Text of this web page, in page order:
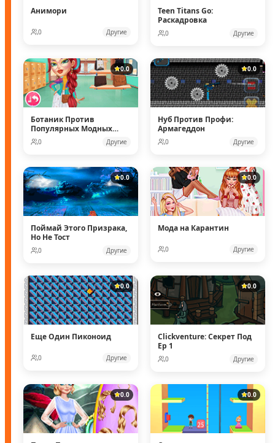
Анимори
0 Другие
Teen Titans Go:
Раскадровка
0 Другие
0.0
Ботаник Против
Популярных Модных
Кукол
0 Другие
0.0
Нуб Против Профи:
Армагеддон
0 Другие
0.0
Поймай Этого Призрака,
Но Не Тост
0 Другие
0.0
Мода на Карантин
0 Другие
0.0
Еще Один Пиконоид
0 Другие
0.0
Clickventure: Секрет Под
Ep 1
0 Другие
0.0 0.0